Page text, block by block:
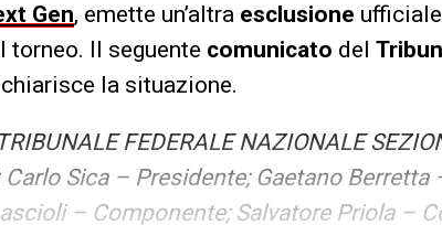
Gen, emette un’altra esclusione
torneo. Il seguente comunicato del
chiarisce la situazione.
FEDERALE NAZIONALE
Sica – Presidente; Gaetano Berretta
– Componente; Salvatore Priola –